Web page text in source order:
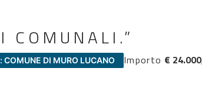
COMUNALI.”
COMUNE DI MURO LUCANO Importo €